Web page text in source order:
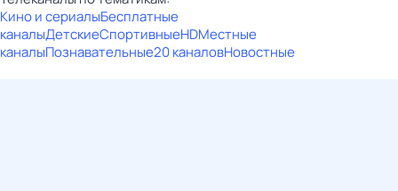
Кино и сериалыБесплатные
каналыДетскиеСпортивныеHDМестные
каналыПознавательные20 каналовНовостные